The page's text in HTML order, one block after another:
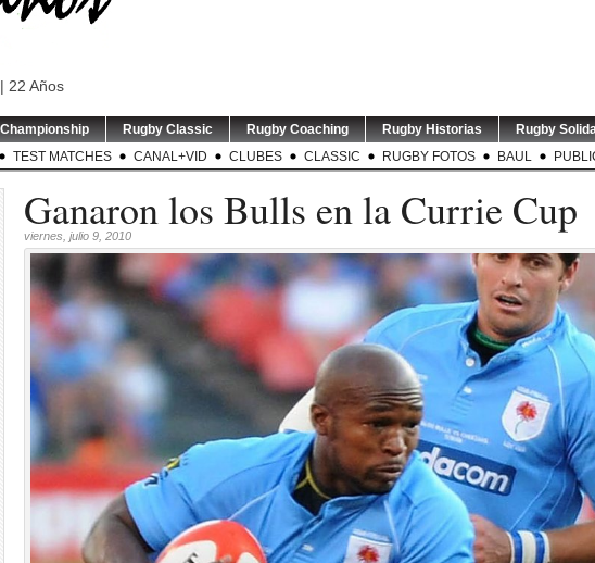
22 Años
Rugby Classic Rugby Coaching Rugby Historias Rugby
TEST MATCHES CANAL+VID CLUBES CLASSIC RUGBY FOTOS BAUL
Ganaron los Bulls en la Currie Cup
viernes, julio 9, 2010
TEST MATCH | ARG v RSA |
El entrenador de...
USA v ARGENTINA XV | El
entrenador de Argentina...
Este